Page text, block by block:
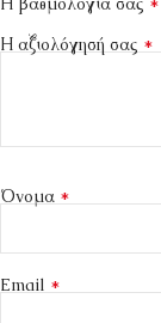
Η αξιολόγησή σας *
Όνομα *
Email *